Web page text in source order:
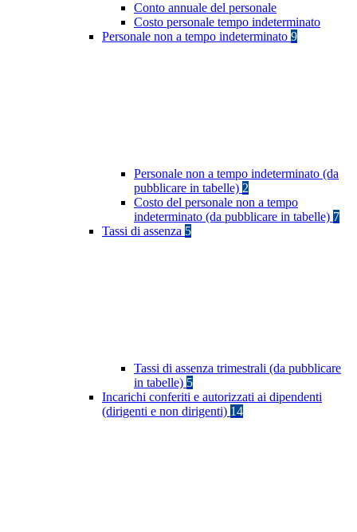
Conto annuale del personale
Costo personale tempo indeterminato
Personale non a tempo indeterminato 9
Personale non a tempo indeterminato (da
pubblicare in tabelle) 2
Costo del personale non a tempo
indeterminato (da pubblicare in tabelle) 7
Tassi di assenza 5
Tassi di assenza trimestrali (da pubblicare
in tabelle) 5
Incarichi conferiti e autorizzati ai dipendenti
(dirigenti e non dirigenti) 14